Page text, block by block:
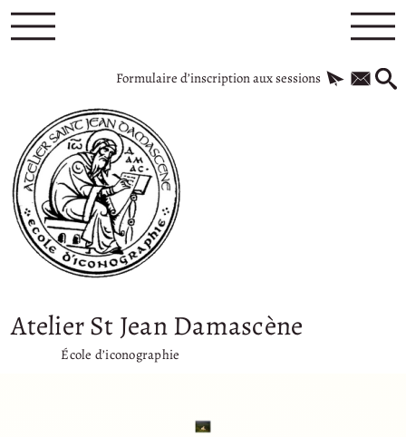
Formulaire d’inscription aux sessions
Atelier St Jean Damascène
École d’iconographie